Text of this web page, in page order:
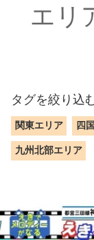
エリ
タグを絞り込
関東エリア 四
九州北部エリア